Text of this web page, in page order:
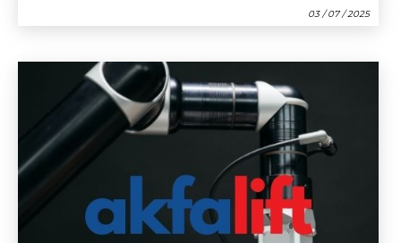
03 / 07 / 2025